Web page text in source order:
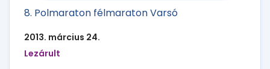
8. Polmaraton félmaraton Varsó
2013. március 24.
Lezárult